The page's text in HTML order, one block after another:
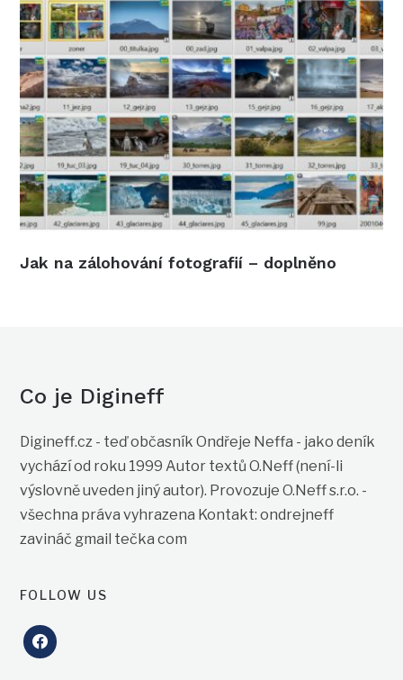
Jak na zálohování fotografií – doplněno
Co je Digineff
Digineff.cz - teď občasník Ondřeje Neffa - jako deník
vychází od roku 1999 Autor textů O.Neff (není-li
výslovně uveden jiný autor). Provozuje O.Neff s.r.o. -
všechna práva vyhrazena Kontakt: ondrejneff
zavináč gmail tečka com
FOLLOW US
facebook